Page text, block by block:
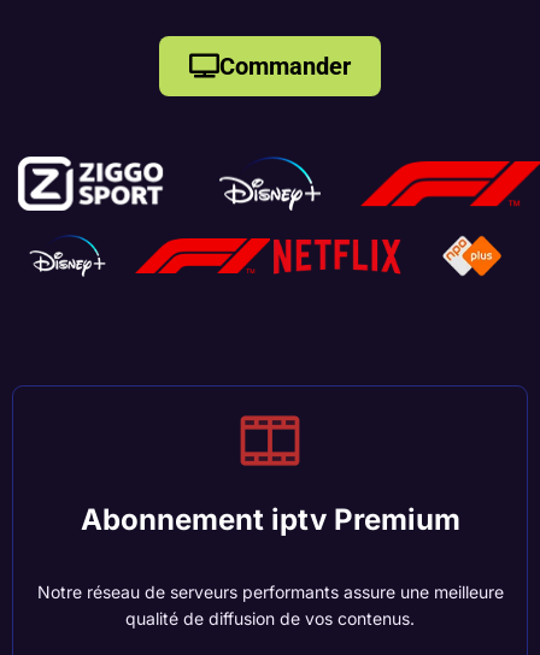
Commander
Abonnement iptv Premium
Notre réseau de serveurs performants assure une meilleure
qualité de diffusion de vos contenus.